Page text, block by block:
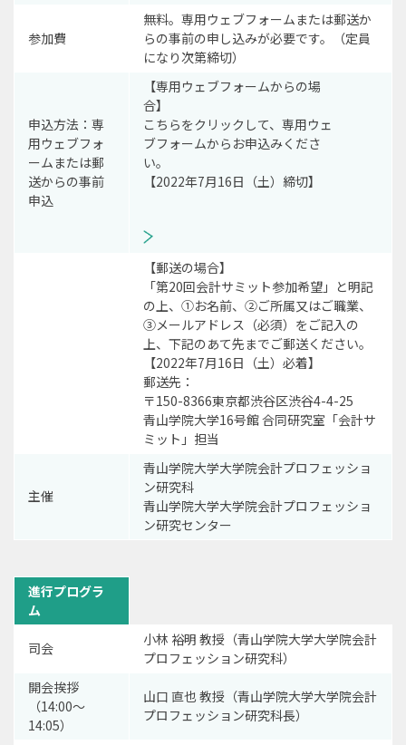
参加費
無料。専用ウェブフォームまたは郵送か
らの事前の申し込みが必要です。（定員
になり次第締切）
申込方法：専
用ウェブフォ
ームまたは郵
送からの事前
申込
【専用ウェブフォームからの場
合】
こちらをクリックして、専用ウェ
ブフォームからお申込みくださ
い。
【2022年7月16日（土）締切】
【郵送の場合】
「第20回会計サミット参加希望」と明記
の上、①お名前、②ご所属又はご職業、
③メールアドレス（必須）をご記入の
上、下記のあて先までご郵送ください。
【2022年7月16日（土）必着】
郵送先：
〒150-8366東京都渋谷区渋谷4-4-25
青山学院大学16号館 合同研究室「会計サ
ミット」担当
主催
青山学院大学大学院会計プロフェッショ
ン研究科
青山学院大学大学院会計プロフェッショ
ン研究センター
進行プログラ
ム
司会
小林 裕明 教授（青山学院大学大学院会計
プロフェッション研究科）
開会挨拶
（14:00～
14:05）
山口 直也 教授（青山学院大学大学院会計
プロフェッション研究科長）